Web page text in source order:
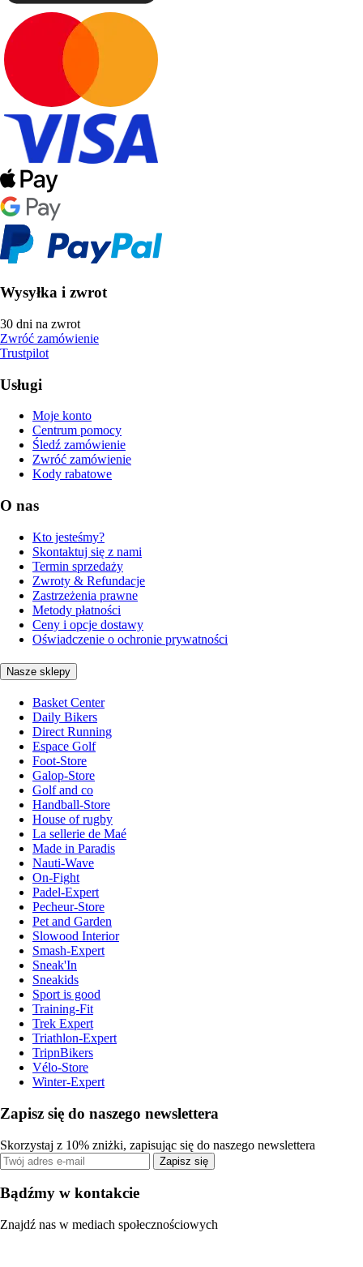
Wysyłka i zwrot
30 dni na zwrot
Zwróć zamówienie
Trustpilot
Usługi
Moje konto
Centrum pomocy
Śledź zamówienie
Zwróć zamówienie
Kody rabatowe
O nas
Kto jesteśmy?
Skontaktuj się z nami
Termin sprzedaży
Zwroty & Refundacje
Zastrzeżenia prawne
Metody płatności
Ceny i opcje dostawy
Oświadczenie o ochronie prywatności
Nasze sklepy
Basket Center
Daily Bikers
Direct Running
Espace Golf
Foot-Store
Galop-Store
Golf and co
Handball-Store
House of rugby
La sellerie de Maé
Made in Paradis
Nauti-Wave
On-Fight
Padel-Expert
Pecheur-Store
Pet and Garden
Slowood Interior
Smash-Expert
Sneak'In
Sneakids
Sport is good
Training-Fit
Trek Expert
Triathlon-Expert
TripnBikers
Vélo-Store
Winter-Expert
Zapisz się do naszego newslettera
Skorzystaj z 10% zniżki, zapisując się do naszego newslettera
Zapisz się
Bądźmy w kontakcie
Znajdź nas w mediach społecznościowych